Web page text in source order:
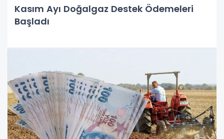
Kasım Ayı Doğalgaz Destek Ödemeleri
Başladı